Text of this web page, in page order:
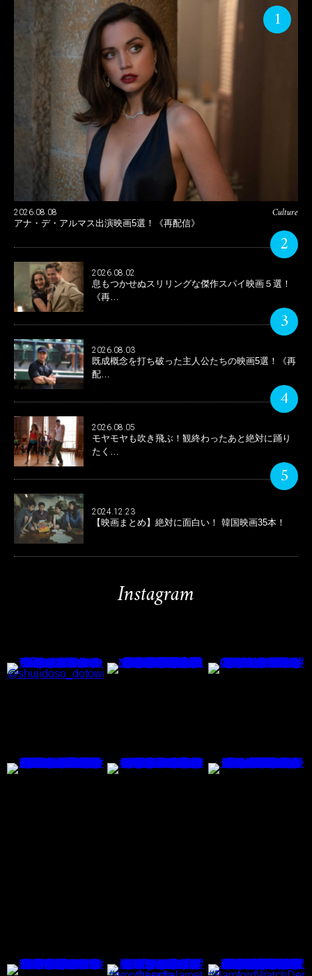
1
Culture
2026.08.08
アナ・デ・アルマス出演映画5選！《再配信》
2
2026.08.02
息もつかせぬスリリングな傑作スパイ映画５選！
《再…
3
2026.08.03
既成概念を打ち破った主人公たちの映画5選！《再
配…
4
2026.08.05
モヤモヤも吹き飛ぶ！観終わったあと絶対に踊り
たく…
5
2024.12.23
【映画まとめ】絶対に面白い！ 韓国映画35本！
Instagram